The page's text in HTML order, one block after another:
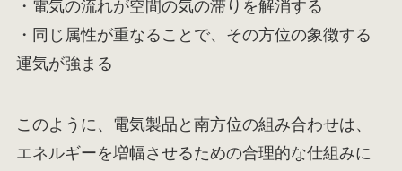
・電気の流れが空間の気の滞りを解消する
・同じ属性が重なることで、その方位の象徴する
運気が強まる
このように、電気製品と南方位の組み合わせは、
エネルギーを増幅させるための合理的な仕組みに